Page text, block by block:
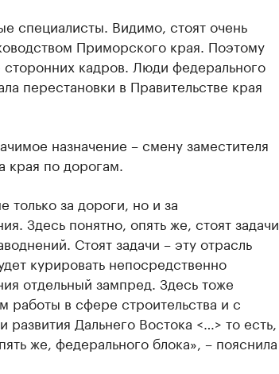
специалисты. Видимо, стоят очень
Приморского края. Поэтому
кадров. Люди федерального
перестановки в Правительстве края
назначение – смену заместителя
края по дорогам.
только за дороги, но и за
Здесь понятно, опять же, стоят задачи
Стоят задачи – эту отрасль
курировать непосредственно
отдельный зампред. Здесь тоже
работы в сфере строительства и с
Дальнего Востока <…> то есть,
же, федерального блока», – пояснила